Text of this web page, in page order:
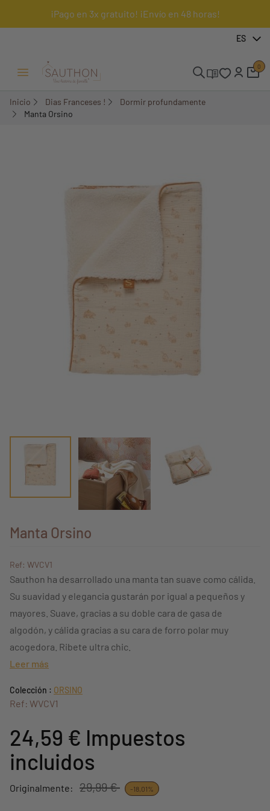
¡Pago en 3x gratuito! ¡Envío en 48 horas!
ES
Menú Abrir/Cerrar
0
Inicio Dias Franceses !
Dormir profundamente
Manta Orsino
Manta Orsino
Ref: WVCV1
Sauthon ha desarrollado una manta tan suave como cálida.
Su suavidad y elegancia gustarán por igual a pequeños y
mayores. Suave, gracias a su doble cara de gasa de
algodón, y cálida gracias a su cara de forro polar muy
acogedora. Ribete ultra chic.
Leer más
Colección : ORSINO
Ref: WVCV1
24,59 € Impuestos
incluidos
Originalmente: 29,99 € -18,01%